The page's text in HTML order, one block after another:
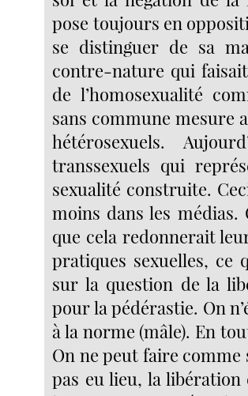
pose toujours en
se distinguer de sa
contre-nature qui
de l’homosexualité
sans commune mesure
hétérosexuels.
transsexuels qui
sexualité construite.
moins dans les médias.
que cela redonnerait
pratiques sexuelles, ce
sur la question de la
pour la pédérastie. On
à la norme (mâle). En
On ne peut faire comme
pas eu lieu, la libération